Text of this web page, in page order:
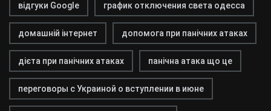
відгуки Google график отключения света одесса
домашній інтернет допомога при панічних атаках
дієта при панічних атаках панічна атака що це
переговоры с Украиной о вступлении в июне